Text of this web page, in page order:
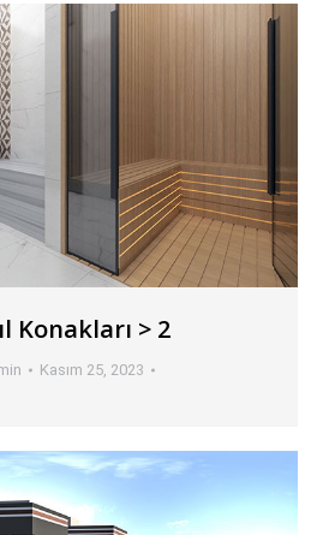
Konakları > 2
Kasım 25, 2023